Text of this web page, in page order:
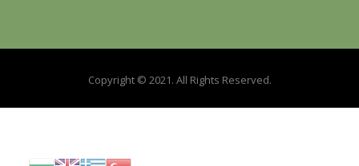
Copyright © 2021. All Rights Reserved.